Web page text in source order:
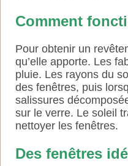
Comment
Pour obtenir un
qu’elle apporte. Les
pluie. Les rayons du
des fenêtres, puis
salissures
sur le verre. Le soleil
nettoyer les fenêtres.
Des fenêtres